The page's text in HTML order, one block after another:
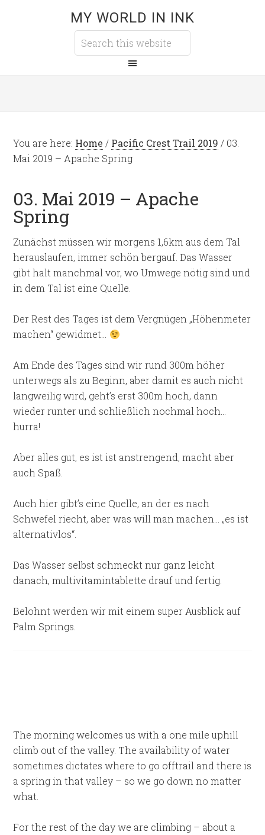
MY WORLD IN INK
You are here: Home / Pacific Crest Trail 2019 / 03.
Mai 2019 – Apache Spring
03. Mai 2019 – Apache
Spring
Zunächst müssen wir morgens 1,6km aus dem Tal
herauslaufen, immer schön bergauf. Das Wasser
gibt halt manchmal vor, wo Umwege nötig sind und
in dem Tal ist eine Quelle.
Der Rest des Tages ist dem Vergnügen „Höhenmeter
machen“ gewidmet…
Am Ende des Tages sind wir rund 300m höher
unterwegs als zu Beginn, aber damit es auch nicht
langweilig wird, geht’s erst 300m hoch, dann
wieder runter und schließlich nochmal hoch…
hurra!
Aber alles gut, es ist ist anstrengend, macht aber
auch Spaß.
Auch hier gibt’s eine Quelle, an der es nach
Schwefel riecht, aber was will man machen… „es ist
alternativlos“.
Das Wasser selbst schmeckt nur ganz leicht
danach, multivitamintablette drauf und fertig.
Belohnt werden wir mit einem super Ausblick auf
Palm Springs.
The morning welcomes us with a one mile uphill
climb out of the valley. The availability of water
sometimes dictates where to go offtrail and there is
a spring in that valley – so we go down no matter
what.
For the rest of the day we are climbing – about a